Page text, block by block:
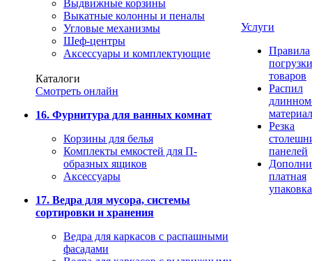
Выдвижные корзины
Выкатные колонны и пеналы
Угловые механизмы
Шеф-центры
Аксессуары и комплектующие
Каталоги
Смотреть онлайн
16. Фурнитура для ванных комнат
Корзины для белья
Комплекты емкостей для П-
образных ящиков
Аксессуары
17. Ведра для мусора, системы
сортировки и хранения
Ведра для каркасов с распашными
фасадами
Услуги
Правила
погрузки
товаров
Распил
Резка
панелей
платная
упаковка